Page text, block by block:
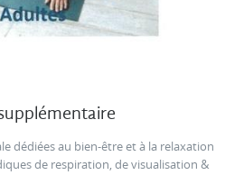
dédiées au bien-être et à la relaxation
de respiration, de visualisation &